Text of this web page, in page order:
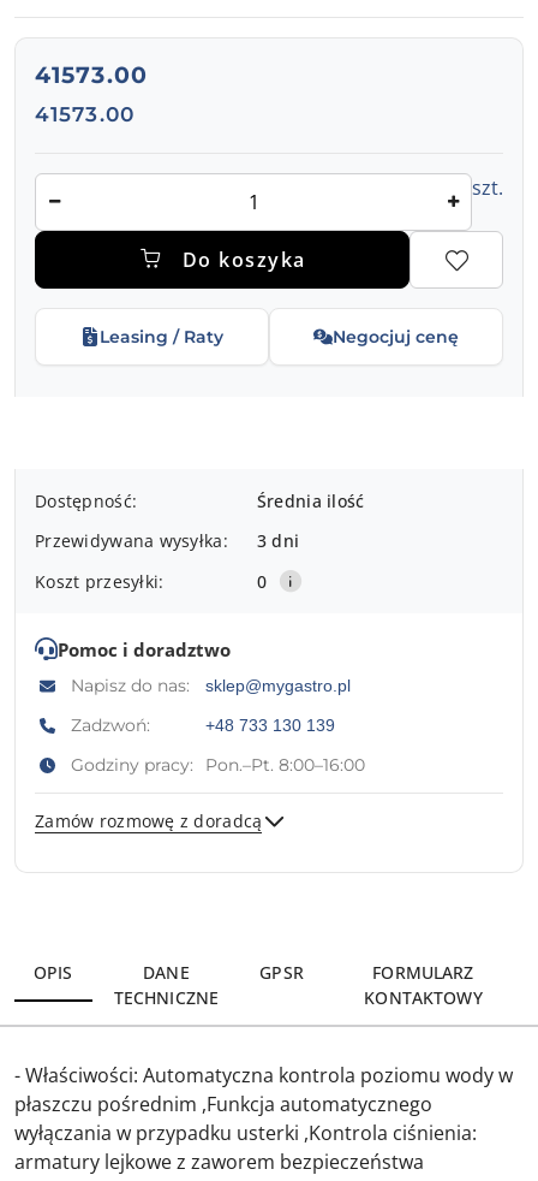
cena:
41573.00
Cena:
41573.00
szt.
Do koszyka
Leasing / Raty Negocjuj cenę
Dostępność
dostawa
Dostępność:
Średnia ilość
Przewidywana wysyłka:
3 dni
Koszt przesyłki:
0
Pomoc i doradztwo
Napisz do nas: sklep@mygastro.pl
Zadzwoń: +48 733 130 139
Godziny pracy: Pon.–Pt. 8:00–16:00
Zamów rozmowę z doradcą
OPIS
DANE
TECHNICZNE
GPSR
FORMULARZ
KONTAKTOWY
- Właściwości: Automatyczna kontrola poziomu wody w
płaszczu pośrednim ,Funkcja automatycznego
wyłączania w przypadku usterki ,Kontrola ciśnienia:
armatury lejkowe z zaworem bezpieczeństwa